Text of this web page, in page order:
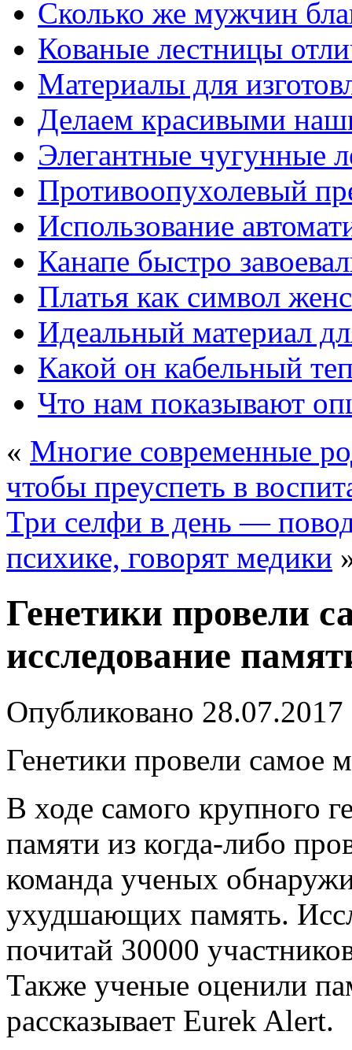
Сколько же мужчин
Кованые лестницы
Материалы для
Делаем красивыми
Элегантные чугунные
Противоопухолевый
Использование
Канапе быстро
Платья как символ
Идеальный материал
Какой он кабельный
Что нам показывают
« Многие современные
чтобы преуспеть в
Три селфи в день —
психике, говорят медики
Генетики провели
исследование
Опубликовано 28.07.2017
Генетики провели самое
В ходе самого крупного
памяти из когда-либо
команда ученых
ухудшающих память.
почитай 30000
Также ученые оценили
рассказывает Eurek Alert.